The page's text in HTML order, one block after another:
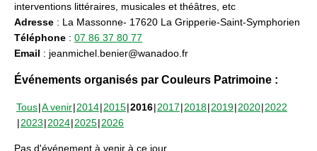
interventions littéraires, musicales et théâtres, etc
Adresse : La Massonne- 17620 La Gripperie-Saint-Symphorien
Téléphone : 07 86 37 80 77
Email : jeanmichel.benier@wanadoo.fr
Événements organisés par Couleurs Patrimoine :
Tous A venir 2014 2015 2016 2017 2018 2019 2020 2022
2023 2024 2025 2026
Pas d'événement à venir à ce jour.